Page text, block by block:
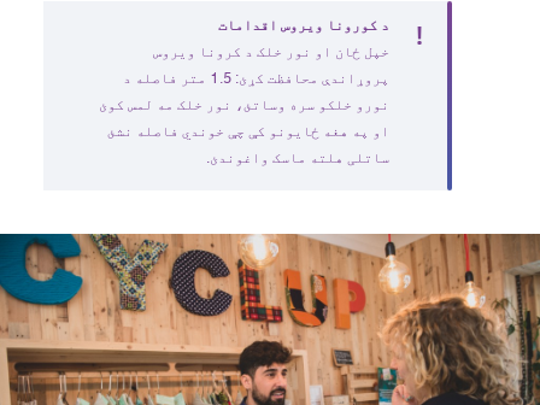
د کورونا ویروس اقدامات
خپل ځان او نور خلک د کرونا ویروس
پروړاندې محافظت کړئ: 1.5 متر فاصله د
نورو خلکو سره وساتئ، نور خلک مه لمس کوئ
او په هغه ځایونو کې چې خوندي فاصله نشئ
ساتلی هلته ماسک واغوندئ.